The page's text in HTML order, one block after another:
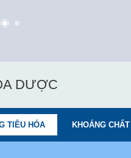
DƯỢC
TIÊU HÓA KHOÁNG